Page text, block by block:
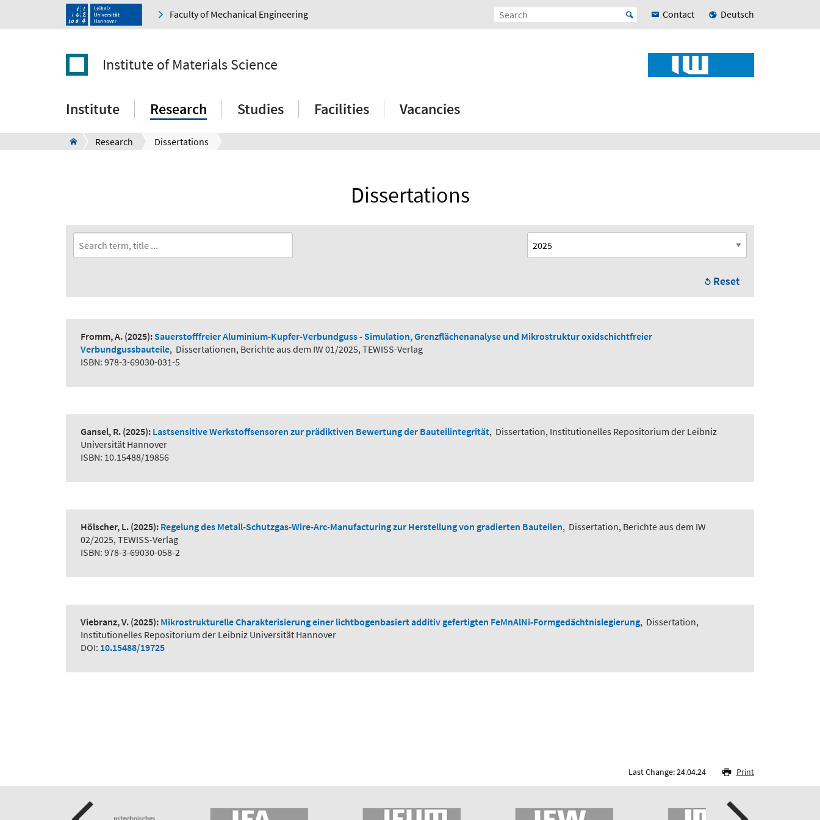
Faculty of Mechanical Engineering Contact Deutsch
Institute of Materials Science
Institute Research Studies Facilities Vacancies
Research Dissertations
Dissertations
Reset
Fromm, A. (2025):Sauerstofffreier Aluminium-Kupfer-Verbundguss - Simulation, Grenzflächenanalyse und Mikrostruktur oxidschichtfreier
Verbundgussbauteile, Dissertationen, Berichte aus dem IW 01/2025, TEWISS-Verlag
ISBN: 978-3-69030-031-5
Gansel, R. (2025): Lastsensitive Werkstoffsensoren zur prädiktiven Bewertung der Bauteilintegrität, Dissertation, Institutionelles Repositorium der Leibniz
Universität Hannover
ISBN: 10.15488/19856
Hölscher, L. (2025): Regelung des Metall-Schutzgas-Wire-Arc-Manufacturing zur Herstellung von gradierten Bauteilen, Dissertation, Berichte aus dem IW
02/2025, TEWISS-Verlag
ISBN: 978-3-69030-058-2
Viebranz, V. (2025): Mikrostrukturelle Charakterisierung einer lichtbogenbasiert additiv gefertigten FeMnAlNi-Formgedächtnislegierung, Dissertation,
Institutionelles Repositorium der Leibniz Universität Hannover
DOI: 10.15488/19725
Last Change: 24.04.24 Print